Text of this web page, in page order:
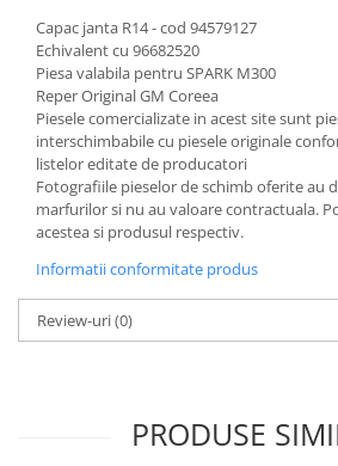
Capac janta R14 - cod 94579127
Echivalent cu 96682520
Piesa valabila pentru SPARK M300
Reper Original GM Coreea
Piesele comercializate in acest site sunt
interschimbabile cu piesele originale
listelor editate de producatori
Fotografiile pieselor de schimb oferite au
marfurilor si nu au valoare contractuala.
acestea si produsul respectiv.
Informatii conformitate produs
Review-uri(0)
PRODUSE